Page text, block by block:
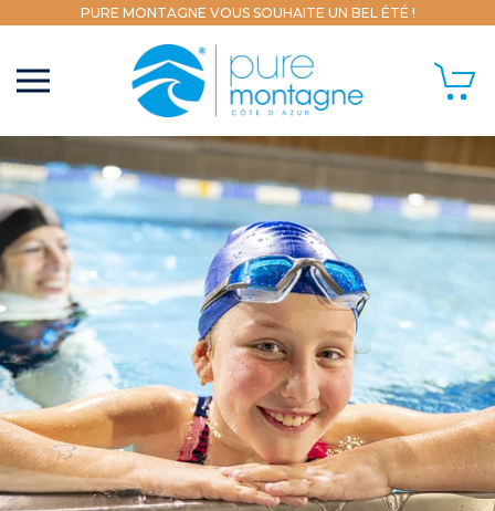
PURE MONTAGNE VOUS SOUHAITE UN BEL ÉTÉ !